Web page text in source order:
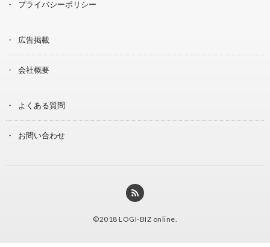
プライバシーポリシー
広告掲載
会社概要
よくある質問
お問い合わせ
©2018 LOGI-BIZ online.